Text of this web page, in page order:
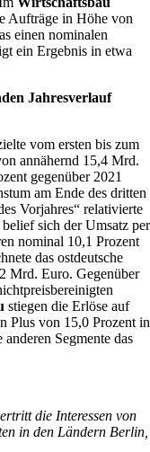
Aufträge in Höhe von
einen nominalen
ein Ergebnis in etwa
Jahresverlauf
vom ersten bis zum
annähernd 15,4 Mrd.
gegenüber 2021
am Ende des dritten
Vorjahres“ relativierte
belief sich der Umsatz per
nominal 10,1 Prozent
das ostdeutsche
Mrd. Euro. Gegenüber
stiegen die Erlöse auf
Plus von 15,0 Prozent in
Segmente das
die Interessen von
in den Ländern Berlin,